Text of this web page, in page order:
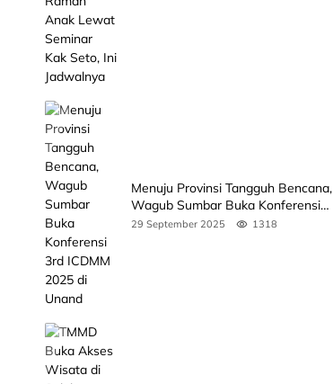
Menuju Provinsi Tangguh Bencana,
Wagub Sumbar Buka Konferensi
3rd ICDMM 2025 di Unand
29 September 2025 1318